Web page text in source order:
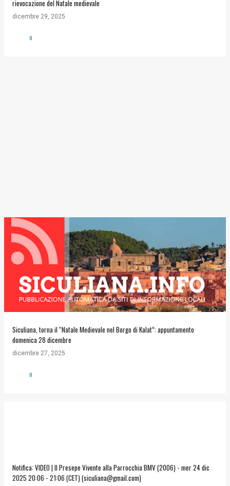
rievocazione del Natale medievale
dicembre 29, 2025
0
Siculiana, torna il “Natale Medievale nel Borgo di Kalat”: appuntamento
domenica 28 dicembre
dicembre 27, 2025
0
Notifica: VIDEO | Il Presepe Vivente alla Parrocchia BMV (2006) - mer 24 dic
2025 20:06 - 21:06 (CET) (siculiana@gmail.com)